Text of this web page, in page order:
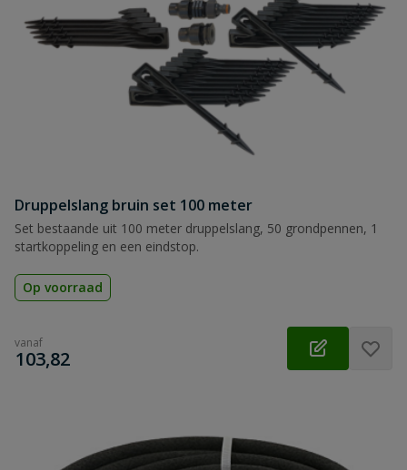
Druppelslang bruin set 100 meter
Set bestaande uit 100 meter druppelslang, 50 grondpennen, 1
startkoppeling en een eindstop.
Op voorraad
vanaf
€
103,82